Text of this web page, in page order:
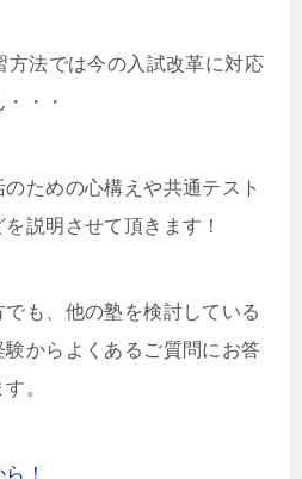
方法では今の入試改革に対応
・・
ための心構えや共通テスト
説明させて頂きます！
も、他の塾を検討している
からよくあるご質問にお答
。
！